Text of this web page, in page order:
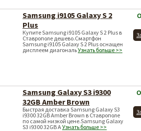
Samsung i9105 Galaxy S 2
Plus
Купите Samsung i9105 Galaxy S 2 Plus в
Ставрополе дешево.Смартфон
Samsung i9105 Galaxy S 2 Plus оснащен
дисплеем диагональУзнать больше >>
Samsung Galaxy S3 i9300
32GB Amber Brown
Быстрая доставка Samsung Galaxy S3
i9300 32GB Amber Brown в Ставрополе
по самой низкой цене.Samsung Galaxy
S3 i9300 32GB AУзнать больше >>